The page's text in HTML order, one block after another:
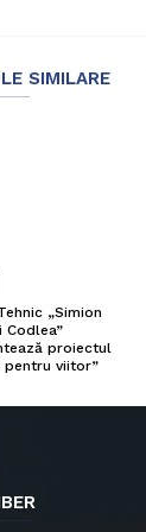
SIMILARE
„Simion
Codlea”
proiectul
pentru viitor”